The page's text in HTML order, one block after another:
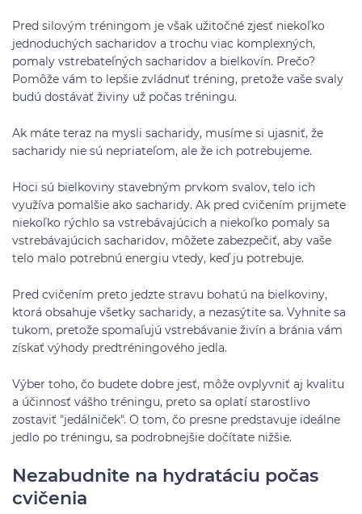
Pred silovým tréningom je však užitočné zjesť niekoľko
jednoduchých sacharidov a trochu viac komplexných,
pomaly vstrebateľných sacharidov a bielkovín. Prečo?
Pomôže vám to lepšie zvládnuť tréning, pretože vaše svaly
budú dostávať živiny už počas tréningu.
Ak máte teraz na mysli sacharidy, musíme si ujasniť, že
sacharidy nie sú nepriateľom, ale že ich potrebujeme.
Hoci sú bielkoviny stavebným prvkom svalov, telo ich
využíva pomalšie ako sacharidy. Ak pred cvičením prijmete
niekoľko rýchlo sa vstrebávajúcich a niekoľko pomaly sa
vstrebávajúcich sacharidov, môžete zabezpečiť, aby vaše
telo malo potrebnú energiu vtedy, keď ju potrebuje.
Pred cvičením preto jedzte stravu bohatú na bielkoviny,
ktorá obsahuje všetky sacharidy, a nezasýtite sa. Vyhnite sa
tukom, pretože spomaľujú vstrebávanie živín a bránia vám
získať výhody predtréningového jedla.
Výber toho, čo budete dobre jesť, môže ovplyvniť aj kvalitu
a účinnosť vášho tréningu, preto sa oplatí starostlivo
zostaviť "jedálniček". O tom, čo presne predstavuje ideálne
jedlo po tréningu, sa podrobnejšie dočítate nižšie.
Nezabudnite na hydratáciu počas
cvičenia